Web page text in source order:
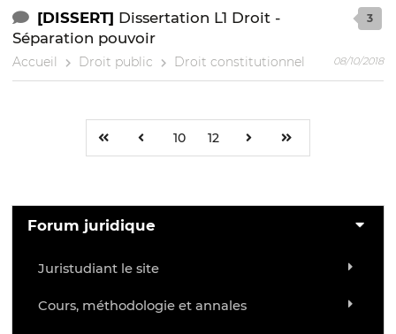
[DISSERT] Dissertation L1 Droit -
Séparation pouvoir
Accueil Droit public Droit constitutionnel
3
08/10/2018
10 12
Forum juridique
Juristudiant le site
Cours, méthodologie et annales